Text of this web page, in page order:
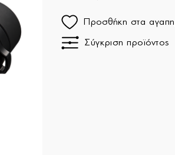
Προσθήκη στα
Σύγκριση προϊόντος